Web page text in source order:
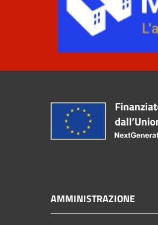
AMMINISTRAZIONE